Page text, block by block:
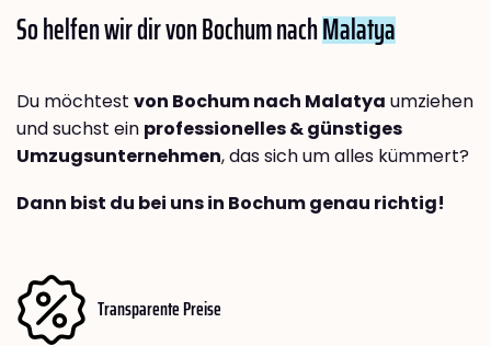
So helfen wir dir von Bochum nachMalatya
Du möchtest von Bochum nach Malatya umziehen
und suchst ein professionelles & günstiges
Umzugsunternehmen, das sich um alles kümmert?
Dann bist du bei uns in Bochum genau richtig!
Transparente Preise